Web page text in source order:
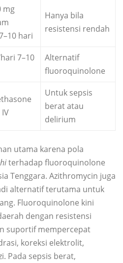
mg
hari
Hanya bila
resistensi rendah
7–10
Alternatif
fluoroquinolone
Untuk sepsis
berat atau
delirium
utama karena pola
terhadap fluoroquinolone
Tenggara. Azithromycin juga
alternatif terutama untuk
Fluoroquinolone kini
dengan resistensi
suportif mempercepat
koreksi elektrolit,
Pada sepsis berat,